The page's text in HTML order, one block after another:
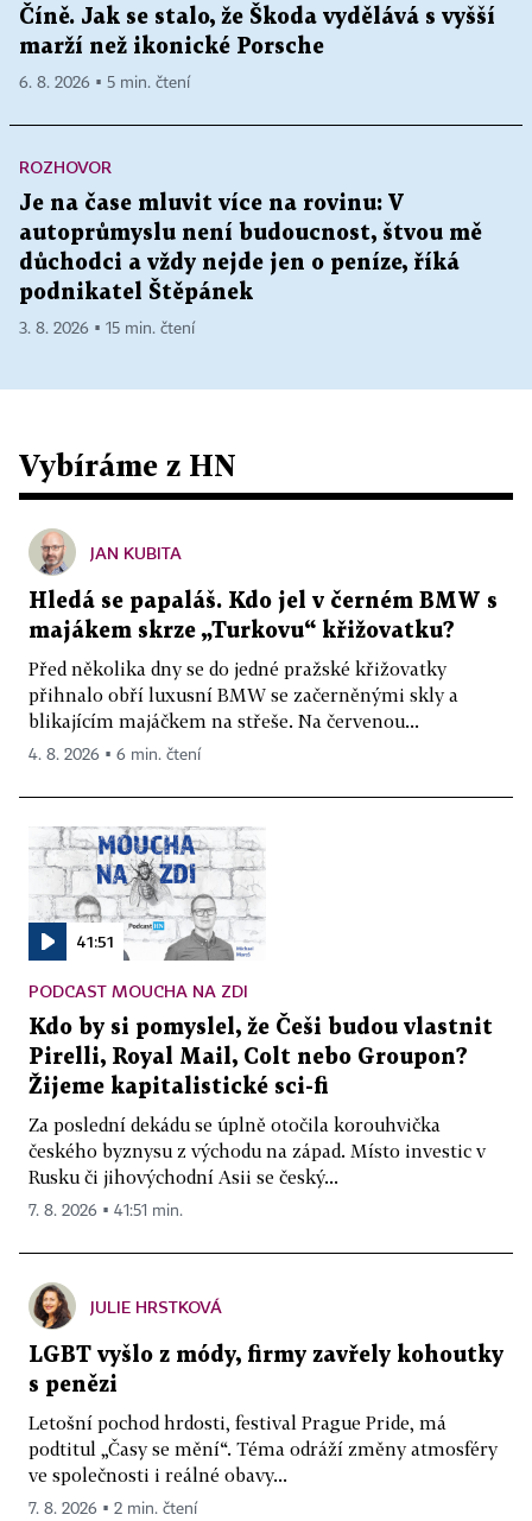
Číně. Jak se stalo, že Škoda vydělává s vyšší
marží než ikonické Porsche
6. 8. 2026 ▪ 5 min. čtení
ROZHOVOR
Je na čase mluvit více na rovinu: V
autoprůmyslu není budoucnost, štvou mě
důchodci a vždy nejde jen o peníze, říká
podnikatel Štěpánek
3. 8. 2026 ▪ 15 min. čtení
Vybíráme z HN
JAN KUBITA
Hledá se papaláš. Kdo jel v černém BMW s
majákem skrze „Turkovu“ křižovatku?
Před několika dny se do jedné pražské křižovatky
přihnalo obří luxusní BMW se začerněnými skly a
blikajícím majáčkem na střeše. Na červenou...
4. 8. 2026 ▪ 6 min. čtení
41:51
PODCAST MOUCHA NA ZDI
Kdo by si pomyslel, že Češi budou vlastnit
Pirelli, Royal Mail, Colt nebo Groupon?
Žijeme kapitalistické sci-fi
Za poslední dekádu se úplně otočila korouhvička
českého byznysu z východu na západ. Místo investic v
Rusku či jihovýchodní Asii se český...
7. 8. 2026 ▪ 41:51 min.
JULIE HRSTKOVÁ
LGBT vyšlo z módy, firmy zavřely kohoutky
s penězi
Letošní pochod hrdosti, festival Prague Pride, má
podtitul „Časy se mění“. Téma odráží změny atmosféry
ve společnosti i reálné obavy...
7. 8. 2026 ▪ 2 min. čtení